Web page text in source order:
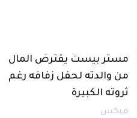
مستر بيست يقترض المال
من والدته لحفل زفافه رغم
ثروته الكبيرة
ميكس